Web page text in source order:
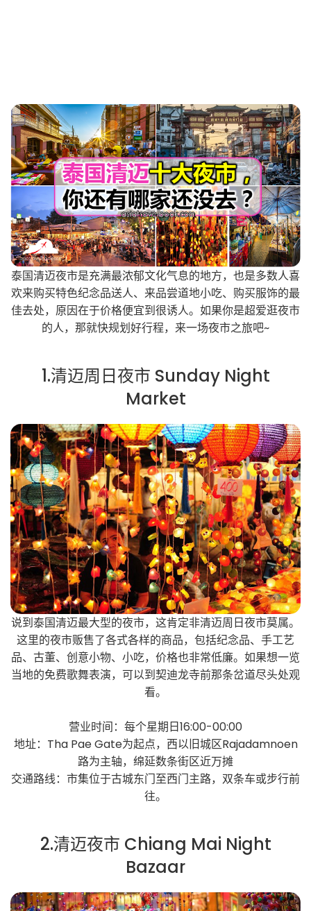
泰国清迈夜市是充满最浓郁文化气息的地方，也是多数人喜
欢来购买特色纪念品送人、来品尝道地小吃、购买服饰的最
佳去处，原因在于价格便宜到很诱人。如果你是超爱逛夜市
的人，那就快规划好行程，来一场夜市之旅吧~
1.清迈周日夜市 Sunday Night
Market
说到泰国清迈最大型的夜市，这肯定非清迈周日夜市莫属。
这里的夜市贩售了各式各样的商品，包括纪念品、手工艺
品、古董、创意小物、小吃，价格也非常低廉。如果想一览
当地的免费歌舞表演，可以到契迪龙寺前那条岔道尽头处观
看。
营业时间：每个星期日16:00-00:00
地址：Tha Pae Gate为起点，西以旧城区Rajadamnoen
路为主轴，绵延数条街区近万摊
交通路线：市集位于古城东门至西门主路，双条车或步行前
往。
2.清迈夜市 Chiang Mai Night
Bazaar